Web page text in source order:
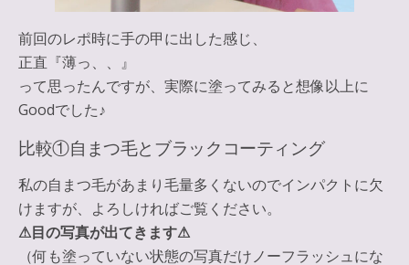
前回のレポ時に手の甲に出した感じ、
正直『薄っ、、』
って思ったんですが、実際に塗ってみると想像以上に
Goodでした♪
比較①自まつ毛とブラックコーティング
私の自まつ毛があまり毛量多くないのでインパクトに欠
けますが、よろしければご覧ください。
⚠︎目の写真が出てきます⚠︎
（何も塗っていない状態の写真だけノーフラッシュにな